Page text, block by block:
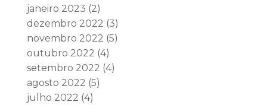
janeiro 2023 (2)
dezembro 2022 (3)
novembro 2022 (5)
outubro 2022 (4)
setembro 2022 (4)
agosto 2022 (5)
julho 2022 (4)